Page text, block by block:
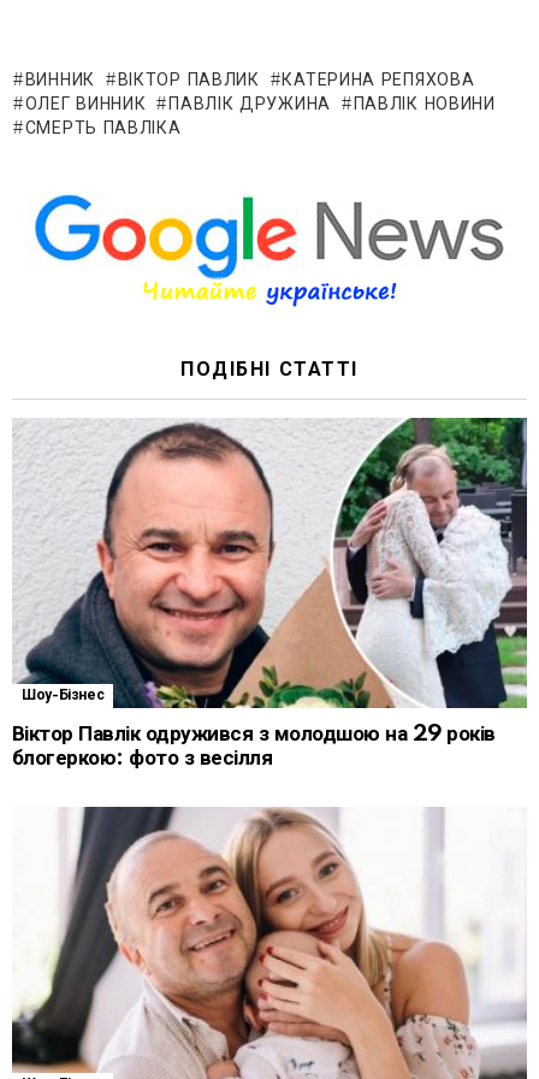
ВИННИК ВІКТОР ПАВЛИК
КАТЕРИНА РЕПЯХОВА
ОЛЕГ ВИННИК
ПАВЛІК ДРУЖИНА
ПАВЛІК НОВИНИ
СМЕРТЬ ПАВЛІКА
ПОДІБНІ СТАТТІ
Шоу-Бізнес
Віктор Павлік одружився з молодшою на 29 років
блогеркою: фото з весілля